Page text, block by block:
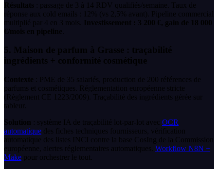
Résultats : passage de 3 à 14 RDV qualifiés/semaine. Taux de
réponse aux cold emails : 12% (vs 2,5% avant). Pipeline commercial
multiplié par 4 en 3 mois.
Investissement : 3 200 €, gain de 18 000
€/mois en pipeline
5. Maison de parfum à Grasse : traçabilité
ingrédients + conformité cosmétique
Contexte : PME de 35 salariés, production de 200 références de
parfums et cosmétiques. Réglementation européenne stricte
(Règlement CE 1223/2009). Traçabilité des ingrédients gérée sur
tableur.
Solution : système IA de traçabilité lot-par-lot avec OCR
automatique des fiches techniques fournisseurs, vérification
automatique des listes INCI contre la base CosIng de la Commission
européenne, alertes réglementaires automatiques. Workflow N8N +
Make pour orchestrer le tout.